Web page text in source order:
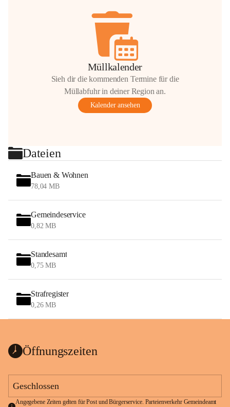
Müllkalender
Sieh dir die kommenden Termine für die
Müllabfuhr in deiner Region an.
Kalender ansehen
Dateien
Bauen & Wohnen
78,04 MB
Gemeindeservice
0,82 MB
Standesamt
0,75 MB
Strafregister
0,26 MB
Öffnungszeiten
Geschlossen
Angegebene Zeiten gelten für Post und Bürgerservice. Parteienverkehr Gemeindeamt